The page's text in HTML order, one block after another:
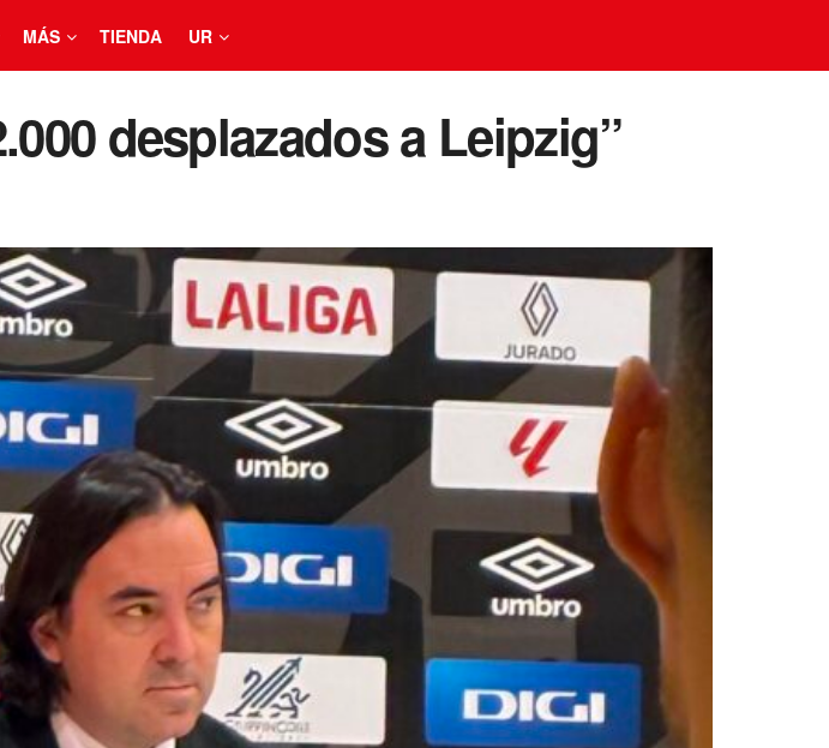
MÁS TIENDA UR
desplazados a Leipzig”